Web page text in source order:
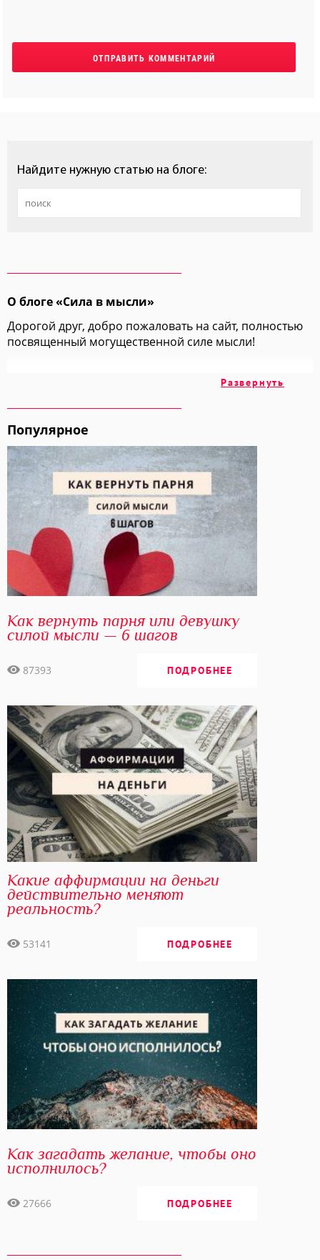
Найдите нужную статью на блоге:
О блоге «Сила в мысли»
Дорогой друг, добро пожаловать на сайт, полностью
посвященный могущественной силе мысли!
множество техник и методик, позволяющих
Мы обратимся к огромному накопленному годами
опыту авторов, ученых и учителей, чтобы взять у них
самое ценное и самое лучшее.
Изучайте Силу Мысли вместе со мной и вы получите в
этой жизни ВСЕ, что вы хотите!
С любовью, Елизавета Волкова
Развернуть
Популярное
Как вернуть парня или девушку
силой мысли — 6 шагов
87393 ПОДРОБНЕЕ
Какие аффирмации на деньги
действительно меняют
реальность?
53141 ПОДРОБНЕЕ
Как загадать желание, чтобы оно
исполнилось?
27666 ПОДРОБНЕЕ